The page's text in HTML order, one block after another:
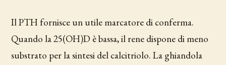
Il PTH fornisce un utile marcatore di conferma.
Quando la 25(OH)D è bassa, il rene dispone di meno
substrato per la sintesi del calcitriolo. La ghiandola